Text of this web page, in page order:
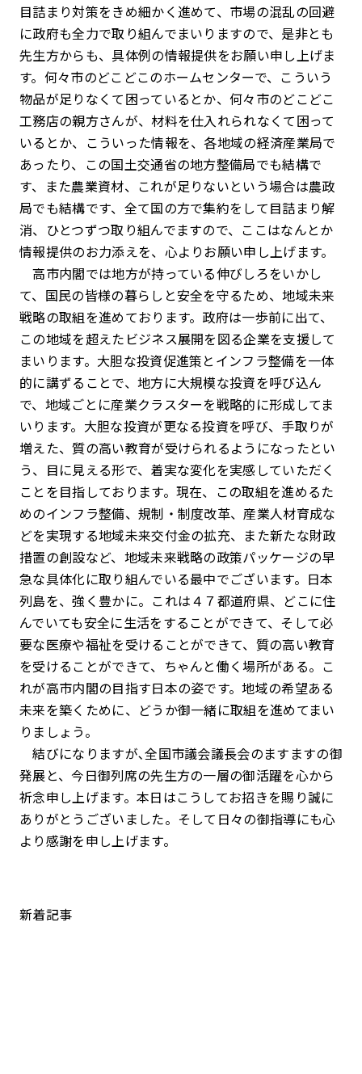
目詰まり対策をきめ細かく進めて、市場の混乱の回避
に政府も全力で取り組んでまいりますので、是非とも
先生方からも、具体例の情報提供をお願い申し上げま
す。何々市のどこどこのホームセンターで、こういう
物品が足りなくて困っているとか、何々市のどこどこ
工務店の親方さんが、材料を仕入れられなくて困って
いるとか、こういった情報を、各地域の経済産業局で
あったり、この国土交通省の地方整備局でも結構で
す、また農業資材、これが足りないという場合は農政
局でも結構です、全て国の方で集約をして目詰まり解
消、ひとつずつ取り組んでますので、ここはなんとか
情報提供のお力添えを、心よりお願い申し上げます。
高市内閣では地方が持っている伸びしろをいかし
て、国民の皆様の暮らしと安全を守るため、地域未来
戦略の取組を進めております。政府は一歩前に出て、
この地域を超えたビジネス展開を図る企業を支援して
まいります。大胆な投資促進策とインフラ整備を一体
的に講ずることで、地方に大規模な投資を呼び込ん
で、地域ごとに産業クラスターを戦略的に形成してま
いります。大胆な投資が更なる投資を呼び、手取りが
増えた、質の高い教育が受けられるようになったとい
う、目に見える形で、着実な変化を実感していただく
ことを目指しております。現在、この取組を進めるた
めのインフラ整備、規制・制度改革、産業人材育成な
どを実現する地域未来交付金の拡充、また新たな財政
措置の創設など、地域未来戦略の政策パッケージの早
急な具体化に取り組んでいる最中でございます。日本
列島を、強く豊かに。これは４７都道府県、どこに住
んでいても安全に生活をすることができて、そして必
要な医療や福祉を受けることができて、質の高い教育
を受けることができて、ちゃんと働く場所がある。こ
れが高市内閣の目指す日本の姿です。地域の希望ある
未来を築くために、どうか御一緒に取組を進めてまい
りましょう。
結びになりますが､全国市議会議長会のますますの御
発展と、今日御列席の先生方の一層の御活躍を心から
祈念申し上げます。本日はこうしてお招きを賜り誠に
ありがとうございました。そして日々の御指導にも心
より感謝を申し上げます。
新着記事